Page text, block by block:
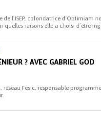
l’ISEP, cofondatrice d’Optimiam
quelles raisons elle a choisi d’être
? AVEC GABRIEL GOD
réseau Fesic, responsable